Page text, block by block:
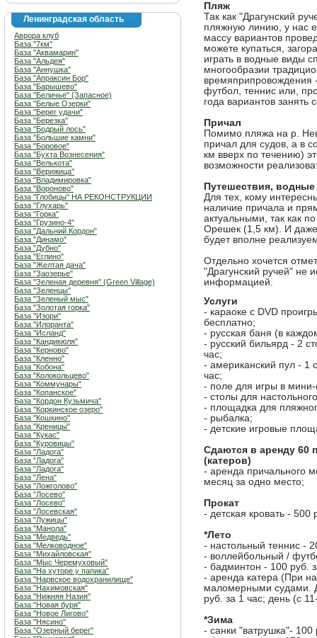
Ленинградская область
Аврора клуб
База "7км"
База "Аквамарин"
База "Альдея"
База "Аннушка"
База "Апраксин Бор"
База "Барышево"
База "Беличье" (Запасное)
База "Белые Озерки"
База "Берег удачи"
База "Березка"
База "Бодрый лось"
База "Большие камни"
База "Боровое"
База "Бухта Вознесения"
База "Велькота"
База "Верижица"
База "Владимировка"
База "Вороново"
База "Глобицы" НА РЕКОНСТРУКЦИИ
База "Глухарь"
База "Горка"
База "Грузино-4"
База "Дальний Кордон"
База "Динамо"
База "Дубно"
База "Еглино"
База "Желтая дача"
База "Заозерье"
База "Зеленая деревня" (Green Village)
База "Зеленцы"
База "Зеленый мыс"
База "Золотая горка"
База "Изори"
База "Илоранта"
База "Исланд"
База "Кандикюля"
База "Керново"
База "Кленно"
База "Кобона"
База "Колокольцево"
База "Коммунары"
База "Копанское"
База "Кордон Кузьмича"
База "Коркинское озеро"
База "Кошкино"
База "Креницы"
База "Кукас"
База "Куровицы"
База "Ладога"
База "Ладога"
База "Ладога"
База "Лена"
База "Ложголово"
База "Лосево"
База "Лосево"
База "Лосевская"
База "Лужицы"
База "Манола"
База "Медведь"
База "Мелководное"
База "Михайловская"
База "Мыс Черемуховый"
База "На хуторе у папика"
База "Нарвское водохранилище"
База "Нахимовская"
База "Нижняя Назия"
База "Новая буря"
База "Новое Лигово"
База "Нясино"
База "Озерный берег"
Пляж
Так как "Драгунский
пляжную линию, у нас
массу вариантов
можете купаться,
играть в водные виды
многообразии
времяприпровождения
футбол, теннис или,
года вариантов занять
Причал
Помимо пляжа на р.
причал для судов, а в
км вверх по течению)
возможности
Путешествия, водные
Для тех, кому
наличие причала и
актуальными, так как
Орешек (1,5 км). И
будет вполне
Отдельно хочется
"Драгунский ручей" не
информацией.
Услуги
- караоке с DVD
бесплатно;
- русская баня (в
- русский бильярд - 2
час;
- американский пул - 1
час;
- поле для игры в
- столы для
- площадка для
- рыбалка;
- детские игровые
Сдаются в аренду 60
(катеров)
- аренда причального
месяц за одно место;
Прокат
- детская кровать - 500
*Лето
- настольный теннис -
- воллейбольный /
- бадминтон - 100 руб.
- аренда катера (При
маломерными судами.
руб. за 1 час; день (с
*Зима
- санки "ватрушка"- 100